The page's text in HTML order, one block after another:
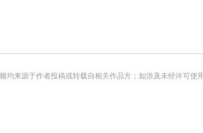
来源于作者投稿或转载自相关作品方；如涉及未经许可使